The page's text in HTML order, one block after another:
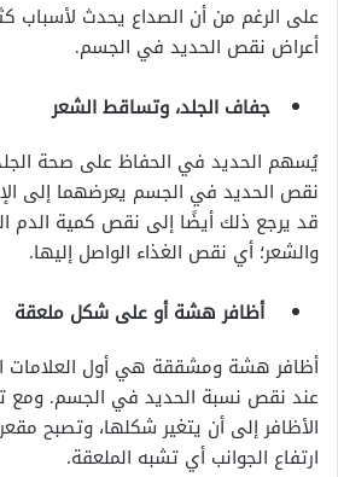
على الرغم من أن الصداع يحدث لأسباب
أعراض نقص الحديد في الجسم.
جفاف الجلد، وتساقط الشعر
يُسهم الحديد في الحفاظ على صحة
نقص الحديد في الجسم يعرضهما إلى
قد يرجع ذلك أيضًا إلى نقص كمية الدم
والشعر؛ أي نقص الغذاء الواصل إليها.
أظافر هشة أو على شكل ملعقة
أظافر هشة ومشققة هي أول العلامات
عند نقص نسبة الحديد في الجسم. ومع
الأظافر إلى أن يتغير شكلها، وتصبح
ارتفاع الجوانب أي تشبه الملعقة.